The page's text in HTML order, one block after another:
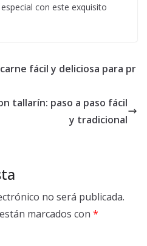
con este exquisito
fácil y deliciosa para pr
tallarín: paso a paso fácil
y tradicional
no será publicada.
marcados con *